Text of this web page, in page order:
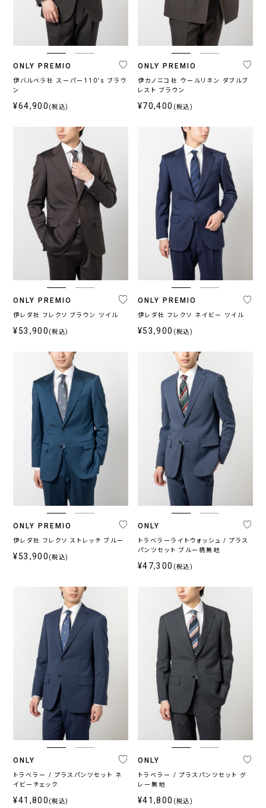
ONLY PREMIO
伊バルベラ社 スーパー110's ブラウ
ン
¥64,900 (税込)
ONLY PREMIO
伊カノニコ社 ウールリネン ダブルブ
レスト ブラウン
¥70,400 (税込)
ONLY PREMIO
伊レダ社 フレクソ ブラウン ツイル
¥53,900 (税込)
ONLY PREMIO
伊レダ社 フレクソ ネイビー ツイル
¥53,900 (税込)
ONLY PREMIO
伊レダ社 フレクソ ストレッチ ブルー
¥53,900 (税込)
ONLY
トラベラーライトウォッシュ / プラス
パンツセット ブルー柄無地
¥47,300 (税込)
ONLY
トラベラー / プラスパンツセット ネ
イビーチェック
¥41,800 (税込)
ONLY
トラベラー / プラスパンツセット グ
レー無地
¥41,800 (税込)